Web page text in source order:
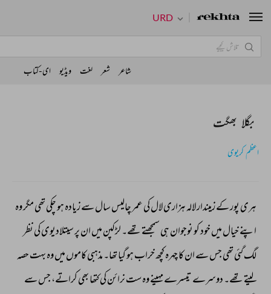
بگلا بھگت
اعظم کریوی
ہری پور کے زمیندار لالہ ہزاری لال کی عمر چالیس سال سے زیادہ ہو چکی تھی مگر وہ
اپنے خیال میں خود کو نوجوان ہی سمجھتے تھے۔ لڑکپن میں ان پر سیتلادیوی کی نظر
لگ گئی تھی جس سے ان کا چہرہ کچھ خراب ہو گیا تھا۔ مذہبی کاموں میں وہ بہت حصہ
لیتے تھے۔ دوسرے تیسرے مہینے وہ ست نرائن کی کتھا بھی کراتے، جس سے
URD
شاعر شعر لغت ویڈیو ای-کتاب